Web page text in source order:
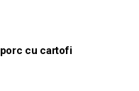
cu cartofi